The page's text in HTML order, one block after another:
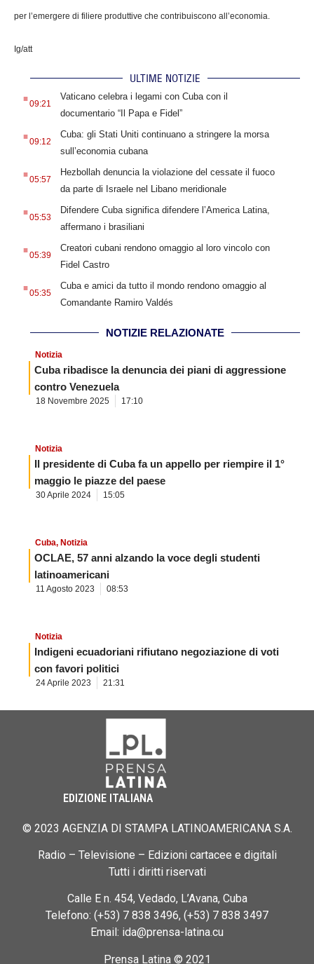
per l’emergere di filiere produttive che contribuiscono all’economia.
Ig/att
ULTIME NOTIZIE
.09:21
Vaticano celebra i legami con Cuba con il
documentario “Il Papa e Fidel”
.09:12
Cuba: gli Stati Uniti continuano a stringere la morsa
sull’economia cubana
.05:57
Hezbollah denuncia la violazione del cessate il fuoco
da parte di Israele nel Libano meridionale
.05:53
Difendere Cuba significa difendere l’America Latina,
affermano i brasiliani
.05:39
Creatori cubani rendono omaggio al loro vincolo con
Fidel Castro
.05:35
Cuba e amici da tutto il mondo rendono omaggio al
Comandante Ramiro Valdés
NOTIZIE RELAZIONATE
Notizia
Cuba ribadisce la denuncia dei piani di aggressione
contro Venezuela
18 Novembre 2025 17:10
Notizia
Il presidente di Cuba fa un appello per riempire il 1°
maggio le piazze del paese
30 Aprile 2024 15:05
Cuba, Notizia
OCLAE, 57 anni alzando la voce degli studenti
latinoamericani
11 Agosto 2023 08:53
Notizia
Indigeni ecuadoriani rifiutano negoziazione di voti
con favori politici
24 Aprile 2023 21:31
EDIZIONE ITALIANA
© 2023 AGENZIA DI STAMPA LATINOAMERICANA S.A.
Radio – Televisione – Edizioni cartacee e digitali
Tutti i diritti riservati
Calle E n. 454, Vedado, L’Avana, Cuba
Telefono: (+53) 7 838 3496, (+53) 7 838 3497
Email: ida@prensa-latina.cu
Prensa Latina © 2021